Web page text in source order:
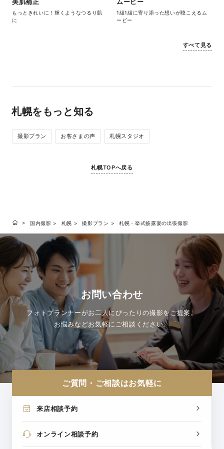
美肌補正
もっときれいに！輝くようなつるり肌
に
ムービー
1組1組に寄り添った想いが聴こえるム
ービー
すべて見る
札幌をもっと知る
撮影プラン お客さまの声 札幌スタジオ
札幌TOPへ戻る
国内撮影 札幌 撮影プラン 札幌・挙式披露宴の出張撮影
お問い合わせ
フォトプランナーがお二人にぴったりの撮影をご提案。
お悩みなどお気軽にご相談ください。
ご質問・ご相談はお気軽に
来店相談予約
オンライン相談予約